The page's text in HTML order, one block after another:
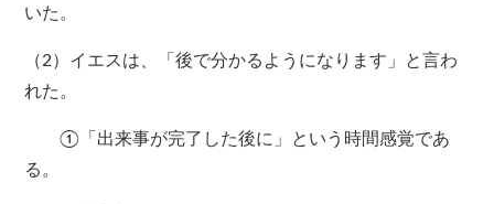
いた。
（2）イエスは、「後で分かるようになります」と言わ
れた。
①「出来事が完了した後に」という時間感覚であ
る。